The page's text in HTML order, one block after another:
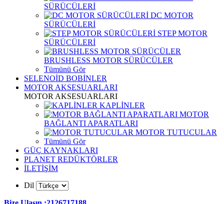
SÜRÜCÜLERİ
DC MOTOR
SÜRÜCÜLERİ
STEP MOTOR
SÜRÜCÜLERİ
BRUSHLESS MOTOR SÜRÜCÜLER
Tümünü Gör
SELENOİD BOBİNLER
MOTOR AKSESUARLARI
MOTOR AKSESUARLARI
KAPLİNLER
MOTOR
BAĞLANTI APARATLARI
MOTOR TUTUCULAR
Tümünü Gör
GÜÇ KAYNAKLARI
PLANET REDÜKTÖRLER
İLETİŞİM
Dil